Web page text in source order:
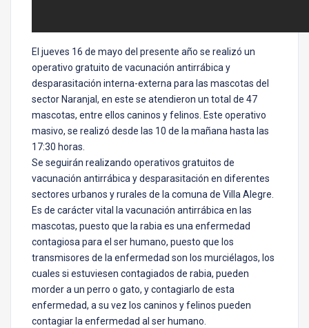
El jueves 16 de mayo del presente año se realizó un
operativo gratuito de vacunación antirrábica y
desparasitación interna-externa para las mascotas del
sector Naranjal, en este se atendieron un total de 47
mascotas, entre ellos caninos y felinos. Este operativo
masivo, se realizó desde las 10 de la mañana hasta las
17:30 horas.
Se seguirán realizando operativos gratuitos de
vacunación antirrábica y desparasitación en diferentes
sectores urbanos y rurales de la comuna de Villa Alegre.
Es de carácter vital la vacunación antirrábica en las
mascotas, puesto que la rabia es una enfermedad
contagiosa para el ser humano, puesto que los
transmisores de la enfermedad son los murciélagos, los
cuales si estuviesen contagiados de rabia, pueden
morder a un perro o gato, y contagiarlo de esta
enfermedad, a su vez los caninos y felinos pueden
contagiar la enfermedad al ser humano.